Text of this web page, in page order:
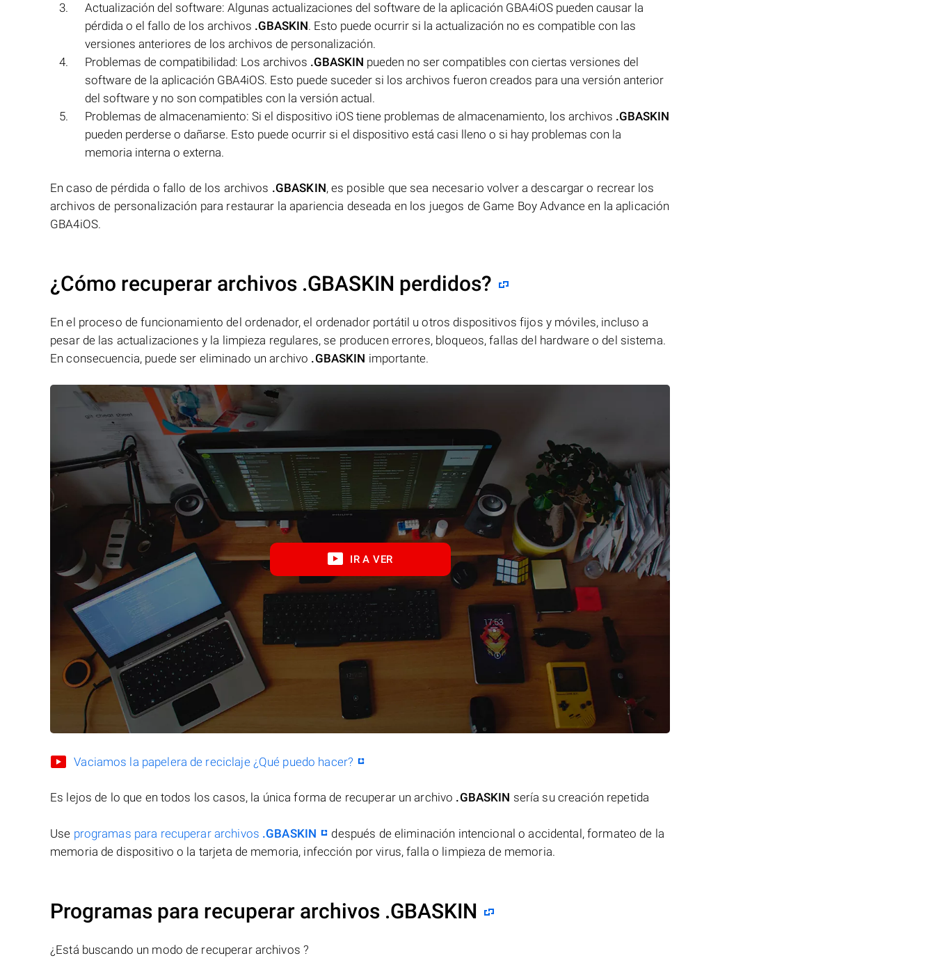
Actualización del software: Algunas actualizaciones del software de la aplicación GBA4iOS pueden causar la
pérdida o el fallo de los archivos .GBASKIN. Esto puede ocurrir si la actualización no es compatible con las
versiones anteriores de los archivos de personalización.
Problemas de compatibilidad: Los archivos .GBASKIN pueden no ser compatibles con ciertas versiones del
software de la aplicación GBA4iOS. Esto puede suceder si los archivos fueron creados para una versión anterior
del software y no son compatibles con la versión actual.
Problemas de almacenamiento: Si el dispositivo iOS tiene problemas de almacenamiento, los archivos .GBASKIN
pueden perderse o dañarse. Esto puede ocurrir si el dispositivo está casi lleno o si hay problemas con la
memoria interna o externa.
En caso de pérdida o fallo de los archivos .GBASKIN, es posible que sea necesario volver a descargar o recrear los
archivos de personalización para restaurar la apariencia deseada en los juegos de Game Boy Advance en la aplicación
GBA4iOS.
¿Cómo recuperar archivos .GBASKIN perdidos?
En el proceso de funcionamiento del ordenador, el ordenador portátil u otros dispositivos fijos y móviles, incluso a
pesar de las actualizaciones y la limpieza regulares, se producen errores, bloqueos, fallas del hardware o del sistema.
En consecuencia, puede ser eliminado un archivo .GBASKIN importante.
IR A VER
Vaciamos la papelera de reciclaje ¿Qué puedo hacer?
Es lejos de lo que en todos los casos, la única forma de recuperar un archivo .GBASKIN sería su creación repetida
Use programas para recuperar archivos .GBASKIN
después de eliminación intencional o accidental, formateo de la
memoria de dispositivo o la tarjeta de memoria, infección por virus, falla o limpieza de memoria.
Programas para recuperar archivos .GBASKIN
¿Está buscando un modo de recuperar archivos ?